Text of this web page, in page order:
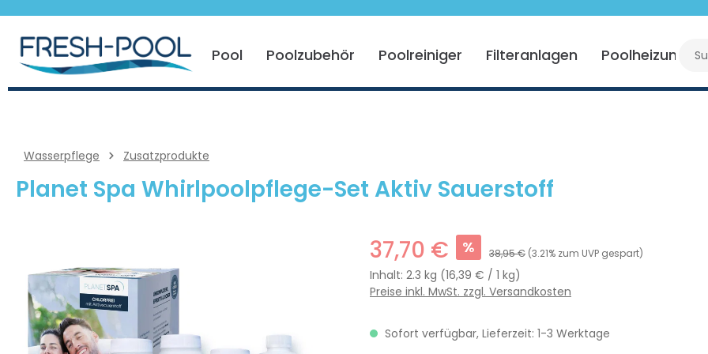
Zur Hauptnavigation springen
Pool Poolzubehör Poolreiniger Filteranlagen Poolheizung
Wasserpflege Zusatzprodukte
Planet Spa Whirlpoolpflege-Set Aktiv Sauerstoff
37,70 € % 38,95 € (3.21% zum UVP gespart)
Inhalt: 2.3 kg (16,39 € / 1 kg)
Preise inkl. MwSt. zzgl. Versandkosten
Sofort verfügbar, Lieferzeit: 1-3 Werktage